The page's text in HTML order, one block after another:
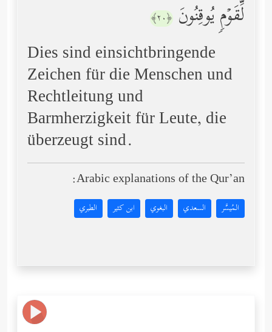
لِّقَوۡمࣲ یُوقِنُونَ ﴿٢٠﴾
Dies sind einsichtbringende
Zeichen für die Menschen und
Rechtleitung und
Barmherzigkeit für Leute, die
überzeugt sind.
Arabic explanations of the Qur’an:
المُيسَّر السعدي البغوي ابن كثير الطبري